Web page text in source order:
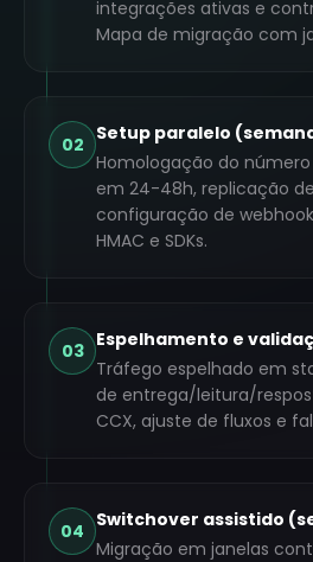
integrações ativas e
Mapa de migração com
02 Setup paralelo
Homologação do
em 24-48h, replicação
configuração de
HMAC e SDKs.
03 Espelhamento e
Tráfego espelhado em
de entrega/leitura/
CCX, ajuste de fluxos e
04 Switchover assistido
Migração em janelas